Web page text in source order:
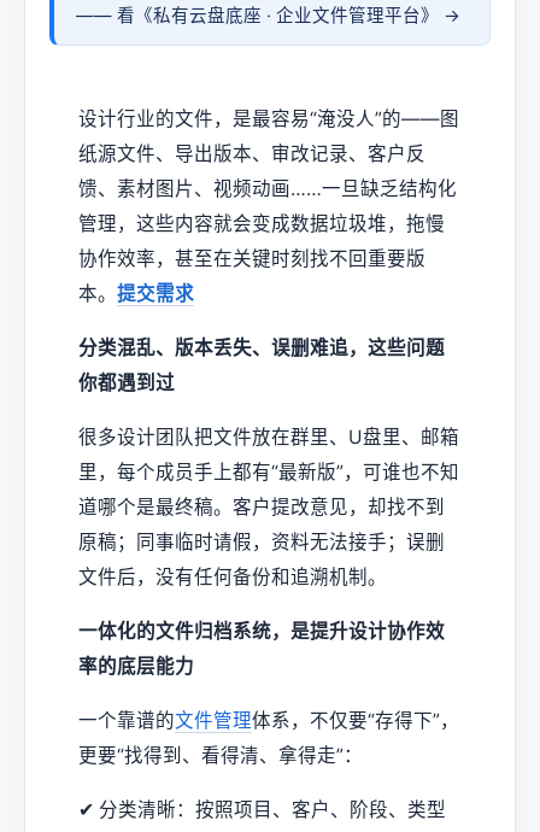
—— 看《私有云盘底座 · 企业文件管理平台》 →
设计行业的文件，是最容易“淹没人”的——图
纸源文件、导出版本、审改记录、客户反
馈、素材图片、视频动画……一旦缺乏结构化
管理，这些内容就会变成数据垃圾堆，拖慢
协作效率，甚至在关键时刻找不回重要版
本。 提交需求
分类混乱、版本丢失、误删难追，这些问题
你都遇到过
很多设计团队把文件放在群里、U盘里、邮箱
里，每个成员手上都有“最新版”，可谁也不知
道哪个是最终稿。客户提改意见，却找不到
原稿；同事临时请假，资料无法接手；误删
文件后，没有任何备份和追溯机制。
一体化的文件归档系统，是提升设计协作效
率的底层能力
一个靠谱的文件管理体系，不仅要“存得下”，
更要“找得到、看得清、拿得走”：
✔ 分类清晰：按照项目、客户、阶段、类型